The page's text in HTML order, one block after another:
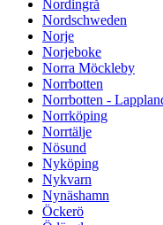
Nordingrå
Nordschweden
Norje
Norjeboke
Norra Möckleby
Norrbotten
Norrbotten -
Norrköping
Norrtälje
Nösund
Nyköping
Nykvarn
Nynäshamn
Öckerö